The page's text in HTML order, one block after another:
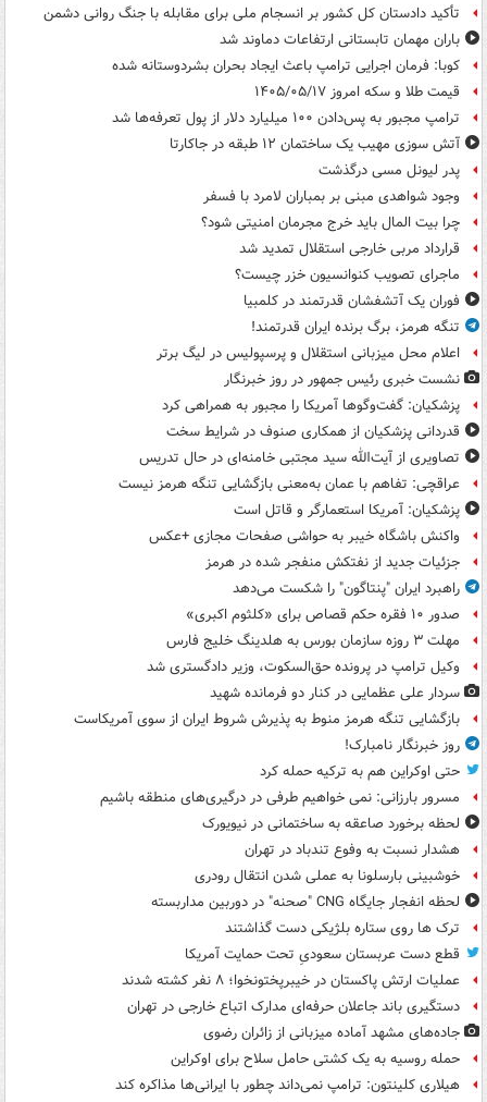
تأکید دادستان کل کشور بر انسجام ملی برای مقابله با جنگ روانی دشمن
باران مهمان تابستانی ارتفاعات دماوند شد
کوبا: فرمان اجرایی ترامپ باعث ایجاد بحران بشردوستانه شده
قیمت طلا و سکه امروز ۱۴۰۵/۰۵/۱۷
ترامپ مجبور به پس‌دادن ۱۰۰ میلیارد دلار از پول تعرفه‌ها شد
آتش سوزی مهیب یک ساختمان ۱۲ طبقه در جاکارتا
پدر لیونل مسی درگذشت
وجود شواهدی مبنی بر بمباران لامرد با فسفر
چرا بیت المال باید خرج مجرمان امنیتی شود؟
قرارداد مربی خارجی استقلال تمدید شد
ماجرای تصویب کنوانسیون خزر چیست؟
فوران یک آتشفشان قدرتمند در کلمبیا
تنگه هرمز، برگ برنده ایران قدرتمند!
اعلام محل میزبانی استقلال و پرسپولیس در لیگ برتر
نشست خبری رئیس جمهور در روز خبرنگار
پزشکیان: گفت‌وگوها آمریکا را مجبور به همراهی کرد
قدردانی پزشکیان از همکاری صنوف در شرایط سخت
تصاویری از آیت‌الله سید مجتبی خامنه‌ای در حال تدریس
عراقچی: تفاهم با عمان به‌معنی بازگشایی تنگه هرمز نیست
پزشکیان: آمریکا استعمارگر و قاتل است
واکنش باشگاه خیبر به حواشی صفحات مجازی +عکس
جزئیات جدید از نفتکش منفجر شده در هرمز
راهبرد ایران "پنتاگون" را شکست می‌دهد
صدور ۱۰ فقره حکم قصاص برای «کلثوم اکبری»
مهلت ۳ روزه سازمان بورس به هلدینگ خلیج فارس
وکیل ترامپ در پرونده حق‌السکوت، وزیر دادگستری شد
سردار علی عظمایی در کنار دو فرمانده شهید
بازگشایی تنگه هرمز منوط به پذیرش شروط ایران از سوی آمریکاست
روز خبرنگار نامبارک!
حتی اوکراین هم به ترکیه حمله کرد
مسرور بارزانی: نمی خواهیم طرفی در درگیری‌های منطقه باشیم
لحظه برخورد صاعقه به ساختمانی در نیویورک
هشدار نسبت به وفوع تندباد در تهران
خوشبینی بارسلونا به عملی شدن انتقال رودری
لحظه انفجار جایگاه CNG "صحنه" در دوربین مداربسته
ترک ها روی ستاره بلژیکی دست گذاشتند
قطع دست عربستان سعودیِ تحت حمایت آمریکا
عملیات ارتش پاکستان در خیبرپختونخوا؛ ۸ نفر کشته شدند
دستگیری باند جاعلان حرفه‌ای مدارک اتباع خارجی در تهران
جاده‌های مشهد آماده میزبانی از زائران رضوی
حمله روسیه به یک کشتی حامل سلاح برای اوکراین
هیلاری کلینتون: ترامپ نمی‌داند چطور با ایرانی‌ها مذاکره کند